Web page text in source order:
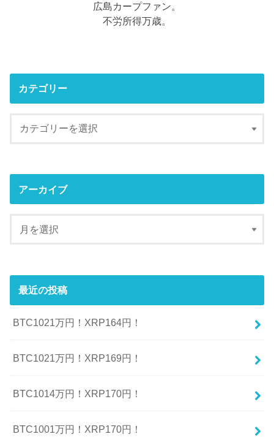
広島カープファン。
不労所得万歳。
カテゴリー
アーカイブ
最近の投稿
BTC1021万円！XRP164円！
BTC1021万円！XRP169円！
BTC1014万円！XRP170円！
BTC1001万円！XRP170円！